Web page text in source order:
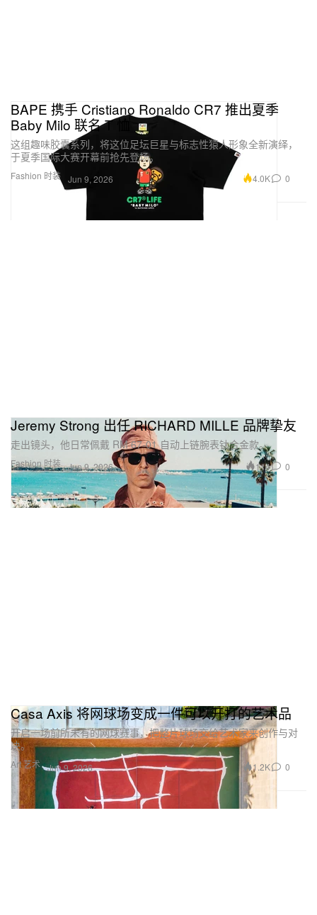
Fashion 时装
BAPE 携手 Cristiano Ronaldo CR7 推出夏季
Baby Milo 联名 T 恤
这组趣味胶囊系列，将这位足坛巨星与标志性猿人形象全新演绎，
于夏季国际大赛开幕前抢先登场。
Jun 9, 2026 4.0K 0
Fashion 时装
Jeremy Strong 出任 RICHARD MILLE 品牌挚友
走出镜头，他日常佩戴 RM 67-01 自动上链腕表钛合金款。
Jun 9, 2026 114 0
Art 艺术
Casa Axis 将网球场变成一件可以开打的艺术品
开启一场前所未有的网球赛事，把整片球场交给艺术家来创作与对
决。
Jun 9, 2026 1.2K 0